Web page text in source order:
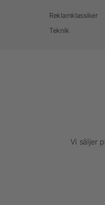
Reklamklassiker
Teknik
Vi säljer